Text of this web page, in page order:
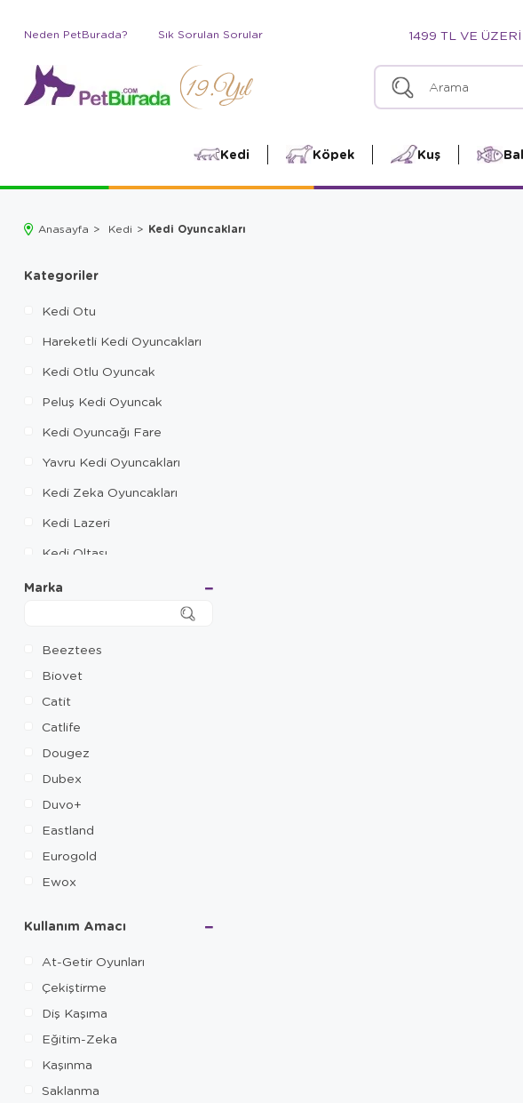
Neden PetBurada? Sık Sorulan Sorular 1499 TL VE
Kedi Köpek Kuş
Anasayfa Kedi Kedi Oyuncakları
Kategoriler
Kedi Otu
Hareketli Kedi Oyuncakları
Kedi Otlu Oyuncak
Peluş Kedi Oyuncak
Kedi Oyuncağı Fare
Yavru Kedi Oyuncakları
Kedi Zeka Oyuncakları
Kedi Lazeri
Kedi Oltası
Kedi Topu
Tüylü Kedi Oyuncağı
Marka
Beeztees
Biovet
Catit
Catlife
Dougez
Dubex
Duvo+
Eastland
Eurogold
Ewox
Flamingo
FroliCat
GİGwi
Hartz
Hesperus
Karlie
Kong
Kullanım Amacı
At-Getir Oyunları
Çekiştirme
Diş Kaşıma
Eğitim-Zeka
Kaşınma
Saklanma